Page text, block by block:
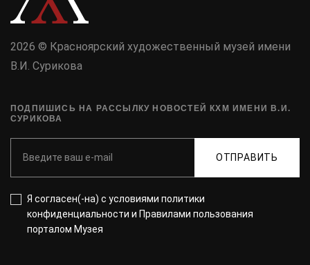
2026 © Красноярский художественный музей имени
В.И. Сурикова
ПОДПИШИСЬ НА РАССЫЛКУ НОВОСТЕЙ КХМ ИМЕНИ В.И.
СУРИКОВА
ОТПРАВИТЬ
Я согласен(-на) с условиями политики
конфиденциальности и Правилами пользования
порталом Музея